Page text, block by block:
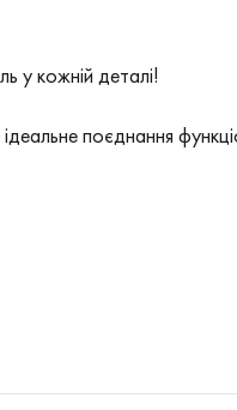
у кожній деталі!
поєднання